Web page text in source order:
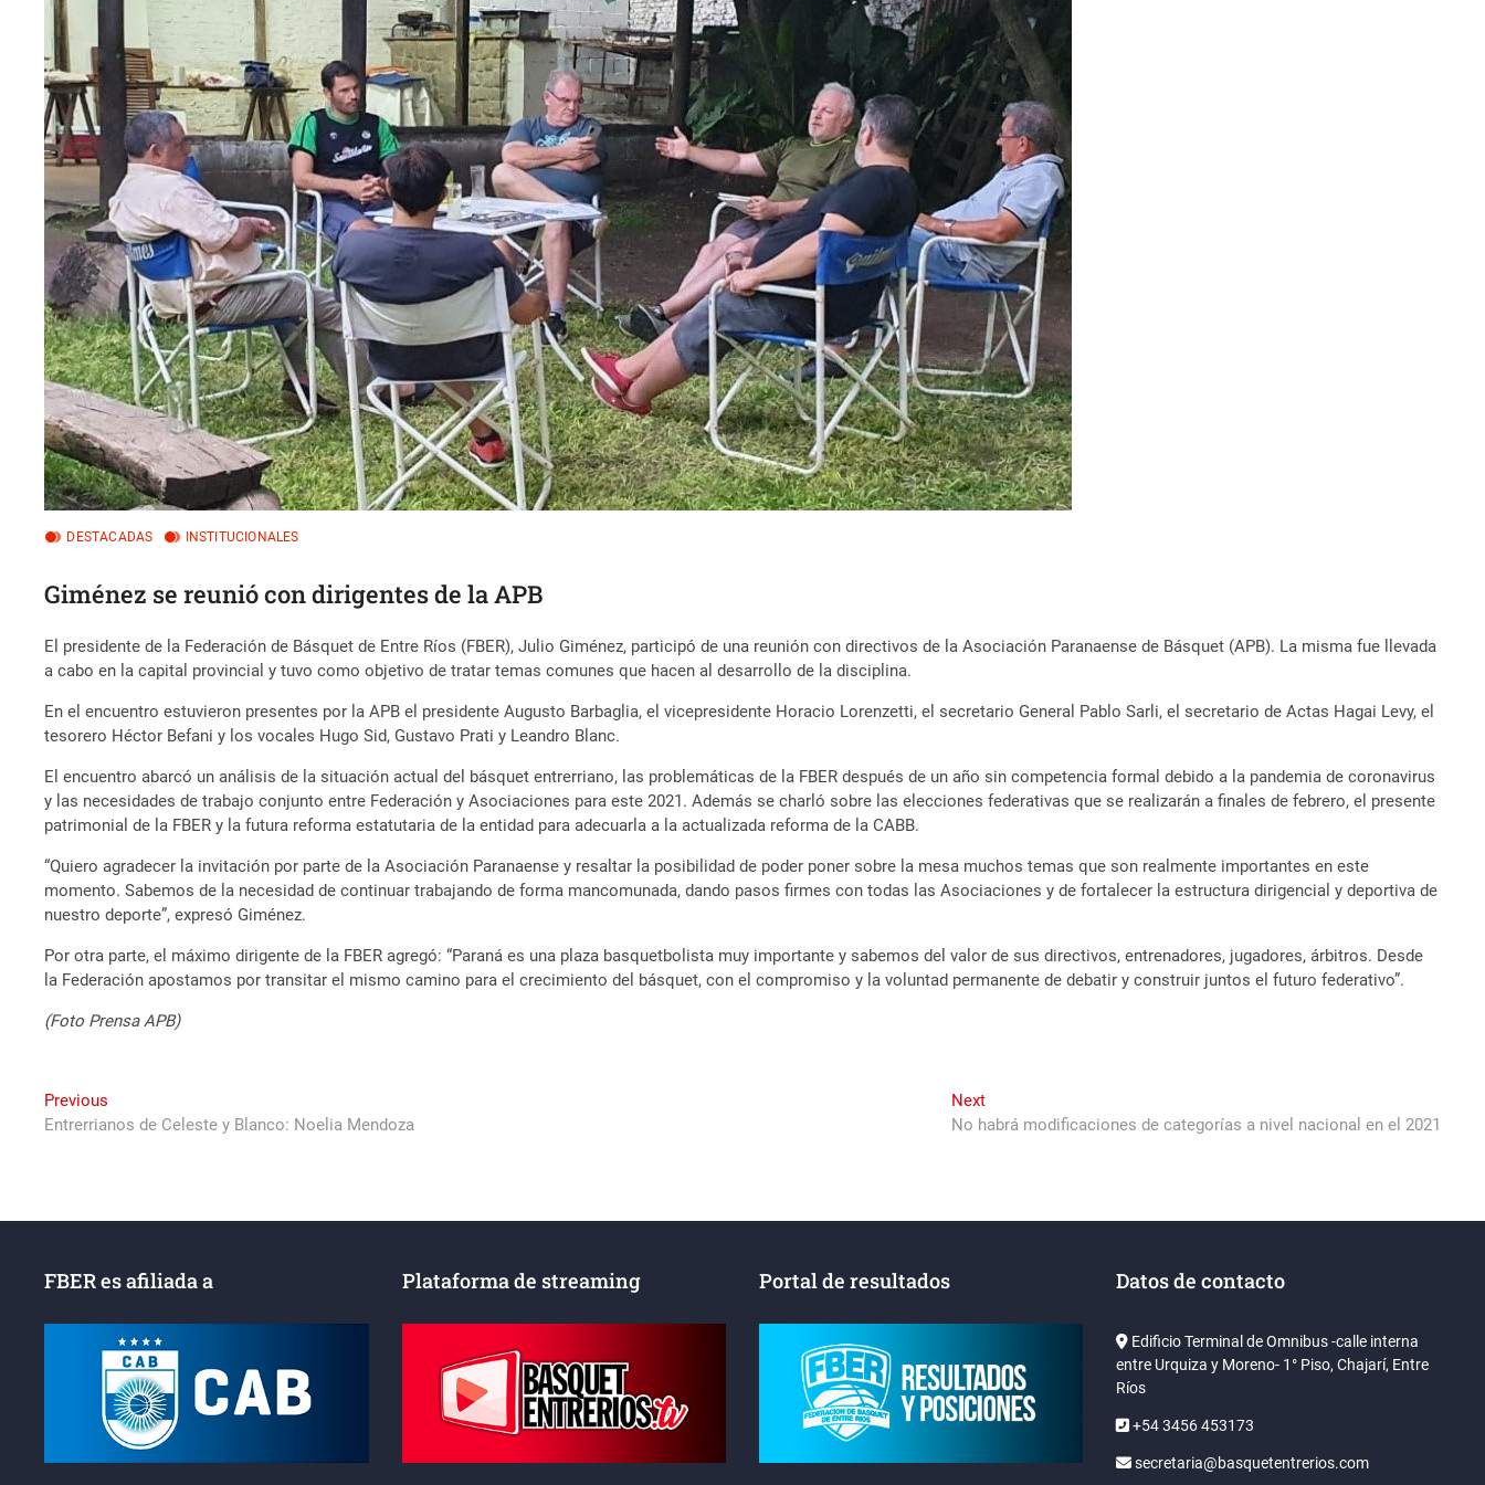
DESTACADAS INSTITUCIONALES
Giménez se reunió con dirigentes de la APB
El presidente de la Federación de Básquet de Entre Ríos (FBER), Julio Giménez, participó de una reunión con directivos de la Asociación Paranaense de Básquet (APB). La misma fue llevada
a cabo en la capital provincial y tuvo como objetivo de tratar temas comunes que hacen al desarrollo de la disciplina.
En el encuentro estuvieron presentes por la APB el presidente Augusto Barbaglia, el vicepresidente Horacio Lorenzetti, el secretario General Pablo Sarli, el secretario de Actas Hagai Levy, el
tesorero Héctor Befani y los vocales Hugo Sid, Gustavo Prati y Leandro Blanc.
El encuentro abarcó un análisis de la situación actual del básquet entrerriano, las problemáticas de la FBER después de un año sin competencia formal debido a la pandemia de coronavirus
y las necesidades de trabajo conjunto entre Federación y Asociaciones para este 2021. Además se charló sobre las elecciones federativas que se realizarán a finales de febrero, el presente
patrimonial de la FBER y la futura reforma estatutaria de la entidad para adecuarla a la actualizada reforma de la CABB.
“Quiero agradecer la invitación por parte de la Asociación Paranaense y resaltar la posibilidad de poder poner sobre la mesa muchos temas que son realmente importantes en este
momento. Sabemos de la necesidad de continuar trabajando de forma mancomunada, dando pasos firmes con todas las Asociaciones y de fortalecer la estructura dirigencial y deportiva de
nuestro deporte”, expresó Giménez.
Por otra parte, el máximo dirigente de la FBER agregó: “Paraná es una plaza basquetbolista muy importante y sabemos del valor de sus directivos, entrenadores, jugadores, árbitros. Desde
la Federación apostamos por transitar el mismo camino para el crecimiento del básquet, con el compromiso y la voluntad permanente de debatir y construir juntos el futuro federativo”.
(Foto Prensa APB)
Navegación
de
Previous
post:
Entrerrianos de Celeste y Blanco: Noelia Mendoza
NextNext
post:
No habrá modificaciones de categorías a nivel nacional en el 2021
FBER es afiliada a Plataforma de streaming Portal de resultados Datos de contacto
Edificio Terminal de Omnibus -calle interna
entre Urquiza y Moreno- 1° Piso, Chajarí, Entre
Ríos
+54 3456 453173
secretaria@basquetentrerios.com